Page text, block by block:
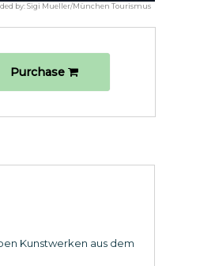
by:Sigi Mueller/München Tourismus
Purchase
Kunstwerken aus dem